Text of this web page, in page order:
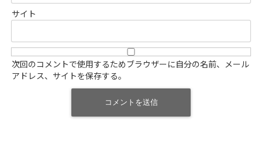
サイト
次回のコメントで使用するためブラウザーに自分の名前、メール
アドレス、サイトを保存する。